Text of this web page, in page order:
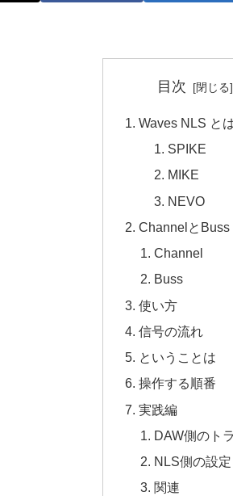
目次
Waves NLS と
SPIKE
MIKE
NEVO
ChannelとBuss
Channel
Buss
使い方
信号の流れ
ということは
操作する順番
実践編
DAW側のト
NLS側の設定
関連